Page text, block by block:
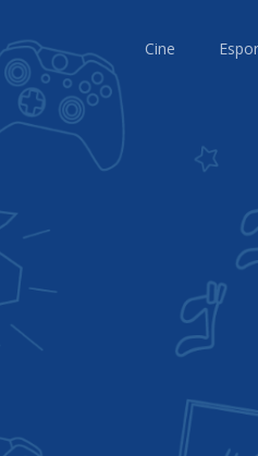
Cine